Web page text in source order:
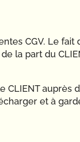
CGV. Le
la part du
CLIENT auprès
et à